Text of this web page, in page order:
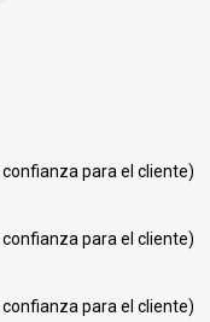
para el cliente)
para el cliente)
para el cliente)